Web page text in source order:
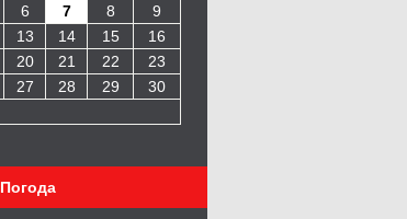
6 7 8
9
13 14 15
16
20 21 22
23
27 28 29
30
Погода